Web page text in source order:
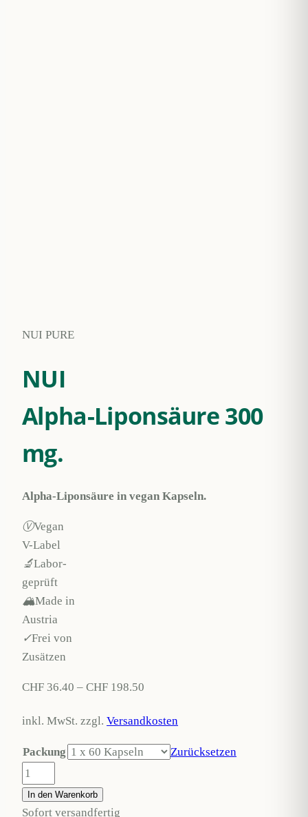
NUI PURE
NUI
Alpha-Liponsäure 300
mg.
Alpha-Liponsäure in vegan Kapseln.
ⓋVegan
V-Label
🔬Labor-
geprüft
🏔Made in
Austria
✓Frei von
Zusätzen
CHF 36.40 – CHF 198.50
inkl. MwSt. zzgl. Versandkosten
Packung
Zurücksetzen
NUI
Alpha-
Liponsäure
In den Warenkorb
Sofort versandfertig